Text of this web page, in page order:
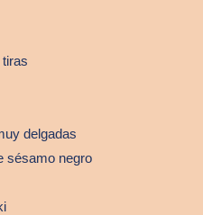
delgadas
sésamo negro